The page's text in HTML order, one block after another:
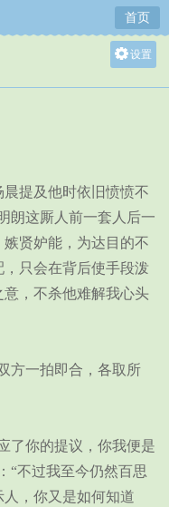
首页
设置
提及他时依旧愤愤不
朗这厮人前一套人后一
贤妒能，为达目的不
只会在背后使手段泼
，不杀他难解我心头
一拍即合，各取所
你的提议，你我便是
“不过我至今仍然百思
，你又是如何知道